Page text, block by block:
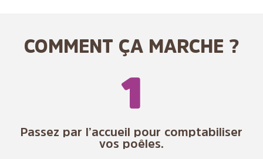
COMMENT ÇA MARCHE ?
1
Passez par l’accueil pour comptabiliser
vos poêles.